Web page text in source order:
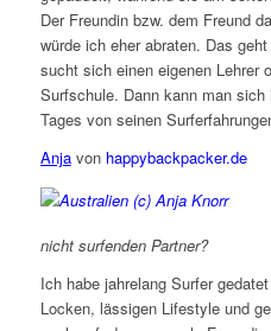
Der Freundin bzw. dem Freund
würde ich eher abraten. Das
sucht sich einen eigenen Lehrer
Surfschule. Dann kann man
Tages von seinen
Anjavon happybackpacker.de
nicht surfenden Partner?
Ich habe jahrelang Surfer
Locken, lässigen Lifestyle und